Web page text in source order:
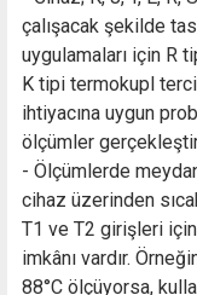
çalışacak şekilde
uygulamaları için R
K tipi termokupl
ihtiyacına uygun
ölçümler
- Ölçümlerde
cihaz üzerinden
T1 ve T2 girişleri için
imkânı vardır.
88°C ölçüyorsa,